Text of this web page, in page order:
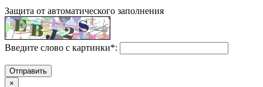
Защита от автоматического заполнения
Введите слово с картинки*:
Отправить
×